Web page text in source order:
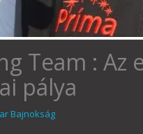
Team :
pálya
Bajnokság